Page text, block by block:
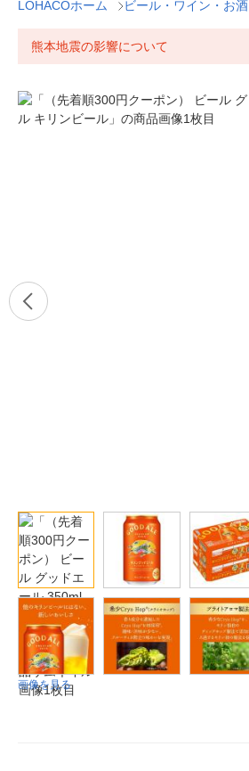
LOHACOホーム ビール・ワイン・お酒
熊本地震の影響について
画像を見る